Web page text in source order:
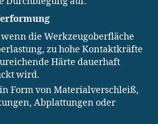
die Werkzeugoberfläche
zu hohe Kontaktkräfte
Härte dauerhaft
wird.
Form von Materialverschleiß,
Abplattungen oder